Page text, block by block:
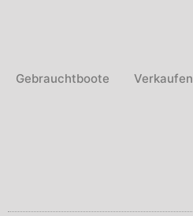
Gebrauchtboote Verkaufen